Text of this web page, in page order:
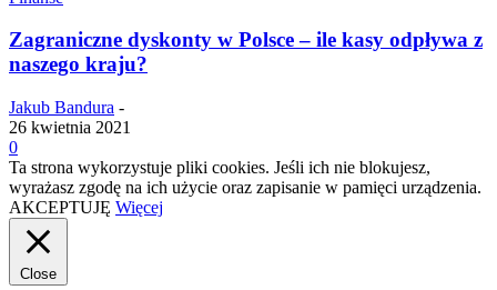
Zagraniczne dyskonty w Polsce – ile kasy odpływa z
naszego kraju?
Jakub Bandura -
26 kwietnia 2021
0
Ta strona wykorzystuje pliki cookies. Jeśli ich nie blokujesz,
wyrażasz zgodę na ich użycie oraz zapisanie w pamięci urządzenia.
AKCEPTUJĘ Więcej
Close